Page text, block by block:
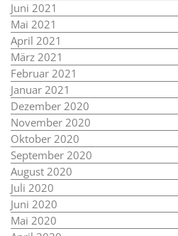
Juni 2021
Mai 2021
April 2021
März 2021
Februar 2021
Januar 2021
Dezember 2020
November 2020
Oktober 2020
September 2020
August 2020
Juli 2020
Juni 2020
Mai 2020